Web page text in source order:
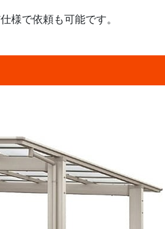
様で依頼も可能です。